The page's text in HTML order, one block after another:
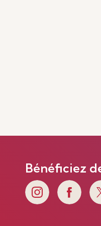
Bénéficiez